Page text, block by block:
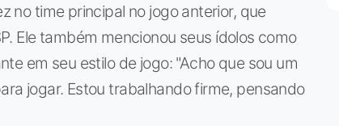
no time principal no jogo anterior, que
Ele também mencionou seus ídolos como
em seu estilo de jogo: "Acho que sou um
jogar. Estou trabalhando firme, pensando